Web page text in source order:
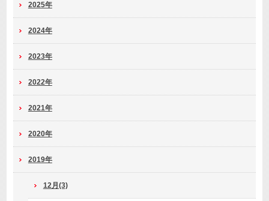
2025年
2024年
2023年
2022年
2021年
2020年
2019年
12月(3)